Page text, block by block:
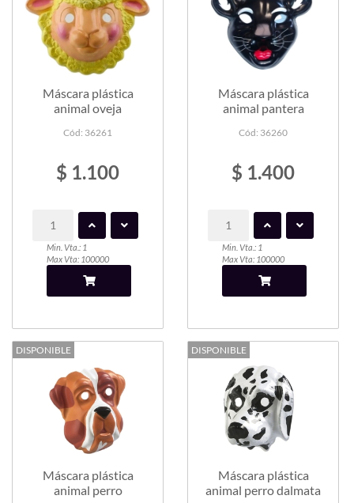
Máscara plástica
animal oveja
Cód: 36261
$ 1.100
Min. Vta.: 1
Max Vta: 100000
Máscara plástica
animal pantera
Cód: 36260
$ 1.400
Min. Vta.: 1
Max Vta: 100000
DISPONIBLE
Máscara plástica
animal perro
DISPONIBLE
Máscara plástica
animal perro dalmata